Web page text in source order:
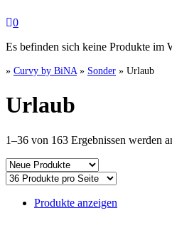
0
Es befinden sich keine Produkte im
» Curvy by BiNA » Sonder » Urlaub
Urlaub
1–36 von 163 Ergebnissen werden
Produkte anzeigen